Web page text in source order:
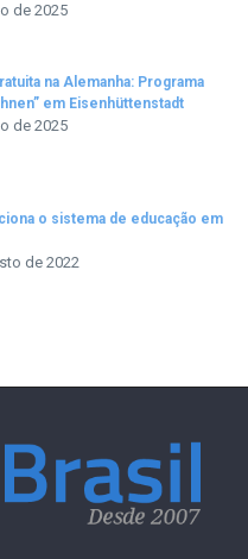
de 2025
na Alemanha: Programa
em Eisenhüttenstadt
de 2025
o sistema de educação em
de 2022